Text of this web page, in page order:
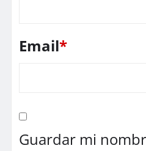
Email*
Guardar mi